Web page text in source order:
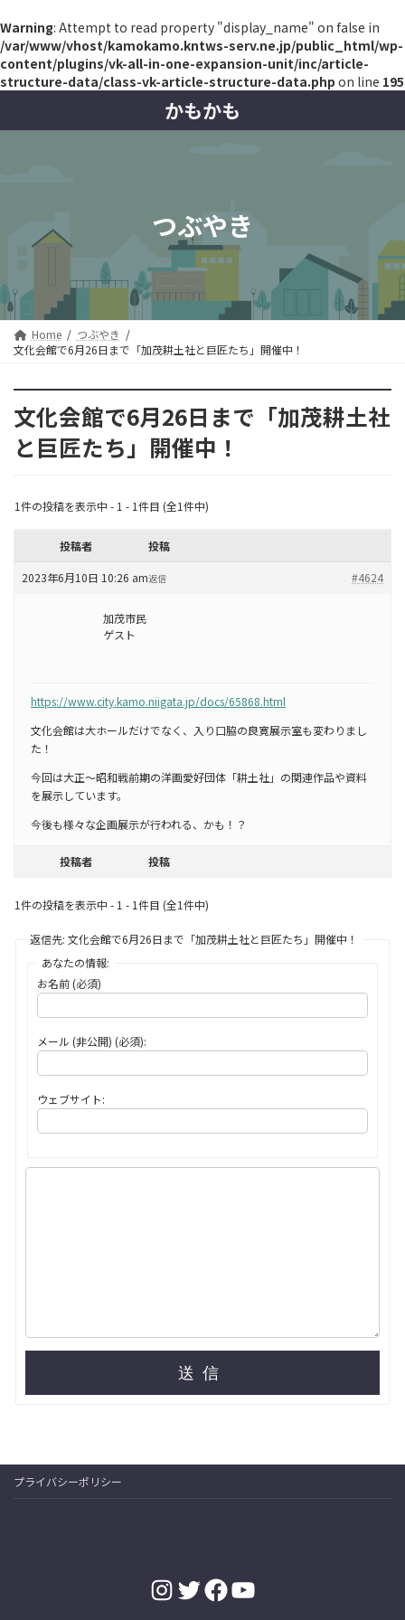
Warning: Attempt to read property "display_name" on false in
/var/www/vhost/kamokamo.kntws-serv.ne.jp/public_html/wp-
content/plugins/vk-all-in-one-expansion-unit/inc/article-
structure-data/class-vk-article-structure-data.php on line 195
テ
ゲ
かもかも
つぶやき
Home
つぶやき
文化会館で6月26日まで「加茂耕土社と巨匠たち」開催中！
文化会館で6月26日まで「加茂耕土社
と巨匠たち」開催中！
1件の投稿を表示中 - 1 - 1件目 (全1件中)
投稿者 投稿
2023年6月10日 10:26 am #4624
返信
加茂市民
ゲスト
https://www.city.kamo.niigata.jp/docs/65868.html
文化会館は大ホールだけでなく、入り口脇の良寛展示室も変わりまし
た！
今回は大正〜昭和戦前期の洋画愛好団体「耕土社」の関連作品や資料
を展示しています。
今後も様々な企画展示が行われる、かも！？
投稿者 投稿
1件の投稿を表示中 - 1 - 1件目 (全1件中)
返信先: 文化会館で6月26日まで「加茂耕土社と巨匠たち」開催中！
あなたの情報:
お名前 (必須)
メール (非公開) (必須):
ウェブサイト:
送信
プライバシーポリシー
Instagram
Twitter
Facebook
YouTube